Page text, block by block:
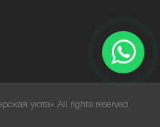
уюта» All rights reserved